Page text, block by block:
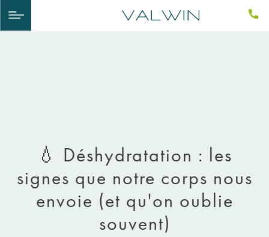
💧 Déshydratation : les
signes que notre corps nous
envoie (et qu'on oublie
souvent)